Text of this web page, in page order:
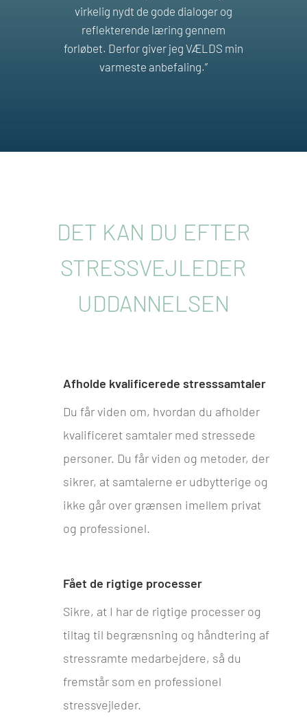
virkelig nydt de gode dialoger og
reflekterende læring gennem
forløbet. Derfor giver jeg VÆLDS min
varmeste anbefaling.”
DET KAN DU EFTER
STRESSVEJLEDER
UDDANNELSEN
Afholde kvalificerede stresssamtaler
Du får viden om, hvordan du afholder
kvalificeret samtaler med stressede
personer. Du får viden og metoder, der
sikrer, at samtalerne er udbytterige og
ikke går over grænsen imellem privat
og professionel.
Fået de rigtige processer
Sikre, at I har de rigtige processer og
tiltag til begrænsning og håndtering af
stressramte medarbejdere, så du
fremstår som en professionel
stressvejleder.